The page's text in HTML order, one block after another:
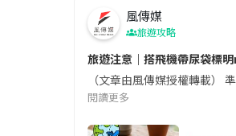
風傳媒
旅遊攻略
旅遊注意｜搭飛機帶尿袋標
（文章由風傳媒授權轉載
閱讀更多